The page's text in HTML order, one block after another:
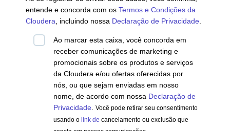
entende e concorda com osTermos e Condições da
Cloudera , incluindo nossa Declaração de Privacidade
Ao marcar esta caixa, você concorda em
receber comunicações de marketing e
promocionais sobre os produtos e serviços
da Cloudera e/ou ofertas oferecidas por
nós, ou que sejam enviadas em nosso
nome, de acordo com nossa Declaração de
Privacidade .Você pode retirar seu consentimento
usando o link de cancelamento ou exclusão que